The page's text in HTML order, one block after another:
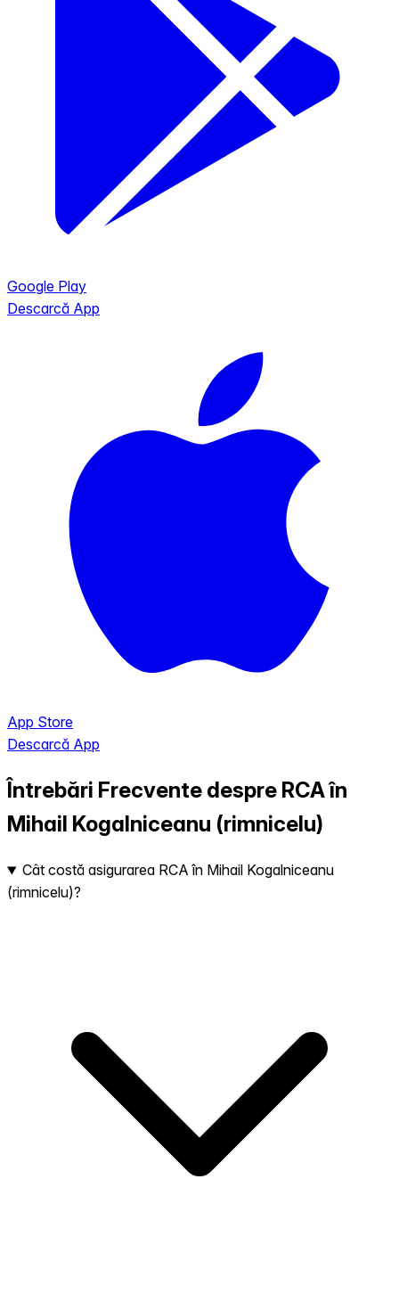
Google Play
Descarcă App
App Store
Descarcă App
Întrebări Frecvente despre RCA în
Mihail Kogalniceanu (rimnicelu)
Cât costă asigurarea RCA în Mihail Kogalniceanu
(rimnicelu)?